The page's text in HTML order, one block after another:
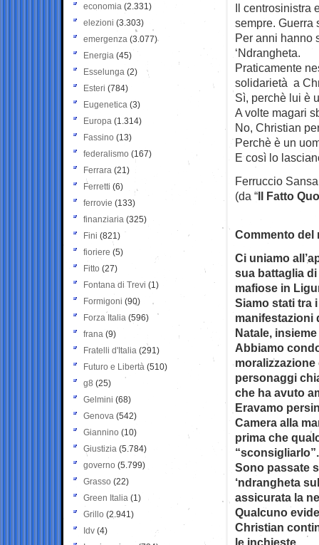
Il centrosinistra
sempre. Guerra
Per anni hanno
‘Ndrangheta.
Praticamente
solidarietà a
Sì, perchè lui è
A volte magari
No, Christian
Perchè è un
E così lo
Ferruccio Sansa
(da “Il Fatto
Commento del
Ci uniamo
sua battaglia
mafiose in
Siamo stati tra
manifestazioni
Natale,
Abbiamo
personaggi
che ha avuto
Eravamo
Camera alla
prima che
“sconsigliarlo”.
Sono passate
‘ndrangheta
assicurata la
Qualcuno
Christian
le inchieste.
economia (2.331)
elezioni (3.303)
emergenza (3.077)
Energia (45)
Esselunga (2)
Esteri (784)
Eugenetica (3)
Europa (1.314)
Fassino (13)
federalismo (167)
Ferrara (21)
Ferretti (6)
ferrovie (133)
finanziaria (325)
Fini (821)
fioriere (5)
Fitto (27)
Fontana di Trevi (1)
Formigoni (90)
Forza Italia (596)
frana (9)
Fratelli d'Italia (291)
Futuro e Libertà (510)
g8 (25)
Gelmini (68)
Genova (542)
Giannino (10)
Giustizia (5.784)
governo (5.799)
Grasso (22)
Green Italia (1)
Grillo (2.941)
Idv (4)